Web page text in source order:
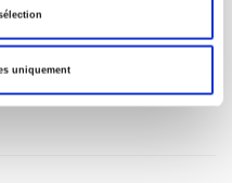
uniquement